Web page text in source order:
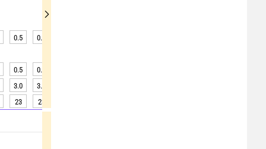
0.5 0.5
0.5 0.5
3.0 3.2
23 23